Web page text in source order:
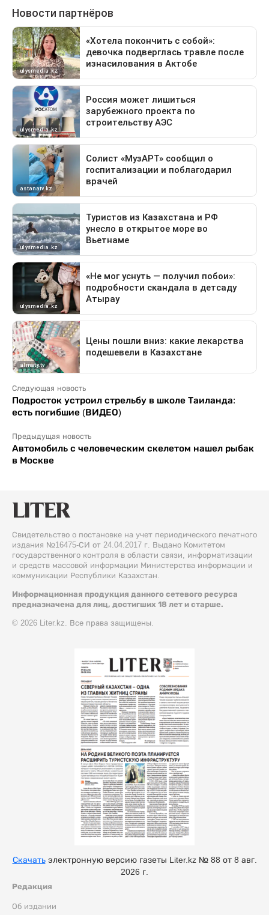
Следующая новость
Подросток устроил стрельбу в школе Таиланда:
есть погибшие (ВИДЕО)
Предыдущая новость
Автомобиль с человеческим скелетом нашел рыбак
в Москве
Свидетельство о постановке на учет периодического печатного
издания №16475-СИ от 24.04.2017 г. Выдано Комитетом
государственного контроля в области связи, информатизации
и средств массовой информации Министерства информации и
коммуникации Республики Казахстан.
Информационная продукция данного сетевого ресурса
предназначена для лиц, достигших 18 лет и старше.
© 2026 Liter.kz. Все права защищены.
Редакция
Об издании
Скачатьэлектронную версию газеты Liter.kz № 88 от 8 авг.
2026 г.